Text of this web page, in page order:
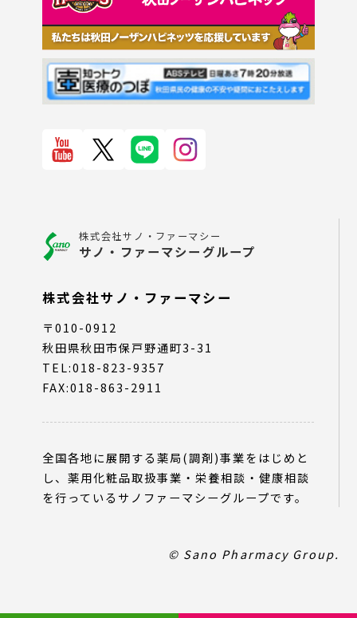
株式会社サノ・ファーマシー
サノ・ファーマシーグループ
株式会社サノ・ファーマシー
〒010-0912
秋田県秋田市保戸野通町3-31
TEL:018-823-9357
FAX:018-863-2911
全国各地に展開する薬局(調剤)事業をはじめと
し、薬用化粧品取扱事業・栄養相談・健康相談
を行っているサノファーマシーグループです。
© Sano Pharmacy Group.